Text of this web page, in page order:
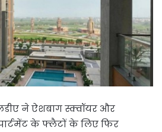
ने ऐशबाग स्क्वॉयर और
के फ्लैटों के लिए फिर